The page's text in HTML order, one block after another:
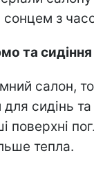
з
та сидіння
салон,
для сидінь
поверхні
тепла.